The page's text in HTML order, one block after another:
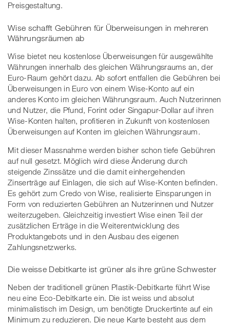
Preisgestaltung.
Wise schafft Gebühren für Überweisungen in mehreren
Währungsräumen ab
Wise bietet neu kostenlose Überweisungen für ausgewählte
Währungen innerhalb des gleichen Währungsraums an, der
Euro-Raum gehört dazu. Ab sofort entfallen die Gebühren bei
Überweisungen in Euro von einem Wise-Konto auf ein
anderes Konto im gleichen Währungsraum. Auch Nutzerinnen
und Nutzer, die Pfund, Forint oder Singapur-Dollar auf ihren
Wise-Konten halten, profitieren in Zukunft von kostenlosen
Überweisungen auf Konten im gleichen Währungsraum.
Mit dieser Massnahme werden bisher schon tiefe Gebühren
auf null gesetzt. Möglich wird diese Änderung durch
steigende Zinssätze und die damit einhergehenden
Zinserträge auf Einlagen, die sich auf Wise-Konten befinden.
Es gehört zum Credo von Wise, realisierte Einsparungen in
Form von reduzierten Gebühren an Nutzerinnen und Nutzer
weiterzugeben. Gleichzeitig investiert Wise einen Teil der
zusätzlichen Erträge in die Weiterentwicklung des
Produktangebots und in den Ausbau des eigenen
Zahlungsnetzwerks.
Die weisse Debitkarte ist grüner als ihre grüne Schwester
Neben der traditionell grünen Plastik-Debitkarte führt Wise
neu eine Eco-Debitkarte ein. Die ist weiss und absolut
minimalistisch im Design, um benötigte Druckertinte auf ein
Minimum zu reduzieren. Die neue Karte besteht aus dem